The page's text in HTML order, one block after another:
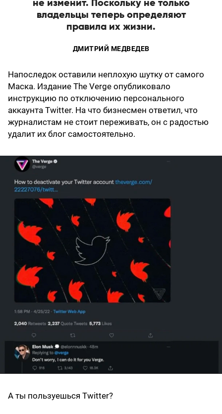
не изменит. Поскольку не только
владельцы теперь определяют
правила их жизни.
ДМИТРИЙ МЕДВЕДЕВ
Напоследок оставили неплохую шутку от самого
Маска. Издание The Verge опубликовало
инструкцию по отключению персонального
аккаунта Twitter. На что бизнесмен ответил, что
журналистам не стоит переживать, он с радостью
удалит их блог самостоятельно.
А ты пользуешься Twitter?